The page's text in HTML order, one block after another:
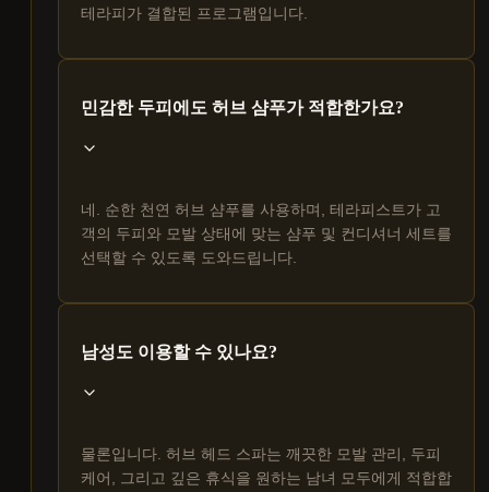
테라피가 결합된 프로그램입니다.
민감한 두피에도 허브 샴푸가 적합한가요?
네. 순한 천연 허브 샴푸를 사용하며, 테라피스트가 고
객의 두피와 모발 상태에 맞는 샴푸 및 컨디셔너 세트를
선택할 수 있도록 도와드립니다.
남성도 이용할 수 있나요?
물론입니다. 허브 헤드 스파는 깨끗한 모발 관리, 두피
케어, 그리고 깊은 휴식을 원하는 남녀 모두에게 적합합